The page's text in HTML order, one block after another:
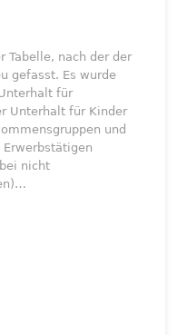
Tabelle, nach der der
gefasst. Es wurde
für
Unterhalt für Kinder
und
nicht